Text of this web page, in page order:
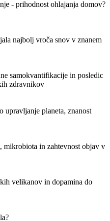
- prihodnost ohlajanja domov?
najbolj vroča snov v znanem
samokvantifikacije in posledic
zdravnikov
upravljanje planeta, znanost
in zahtevnost objav v
velikanov in dopamina do